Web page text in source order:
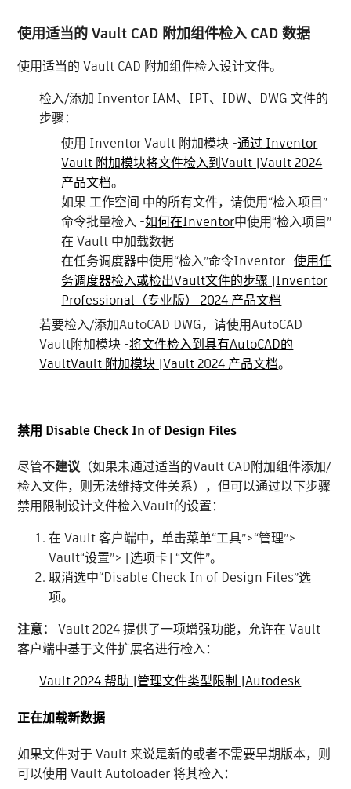
使用适当的 Vault CAD 附加组件检入 CAD 数据
使用适当的 Vault CAD 附加组件检入设计文件。
检入/添加 Inventor IAM、IPT、IDW、DWG 文件的
步骤：
使用 Inventor Vault 附加模块 -通过 Inventor
Vault 附加模块将文件检入到Vault |Vault 2024
产品文档。
如果 工作空间 中的所有文件，请使用“检入项目”
命令批量检入 -如何在Inventor中使用“检入项目”
在 Vault 中加载数据
在任务调度器中使用“检入”命令Inventor -使用任
务调度器检入或检出Vault文件的步骤 |Inventor
Professional（专业版） 2024 产品文档
若要检入/添加AutoCAD DWG，请使用AutoCAD
Vault附加模块 -将文件检入到具有AutoCAD的
VaultVault 附加模块 |Vault 2024 产品文档。
禁用 Disable Check In of Design Files
尽管不建议（如果未通过适当的Vault CAD附加组件添加/
检入文件，则无法维持文件关系），但可以通过以下步骤
禁用限制设计文件检入Vault的设置：
在 Vault 客户端中，单击菜单“工具”>“管理”>
Vault“设置”> [选项卡] “文件”。
取消选中“Disable Check In of Design Files”选
项。
注意：
Vault 2024 提供了一项增强功能，允许在 Vault
客户端中基于文件扩展名进行检入：
Vault 2024 帮助 |管理文件类型限制 |Autodesk
正在加载新数据
如果文件对于 Vault 来说是新的或者不需要早期版本，则
可以使用 Vault Autoloader 将其检入：